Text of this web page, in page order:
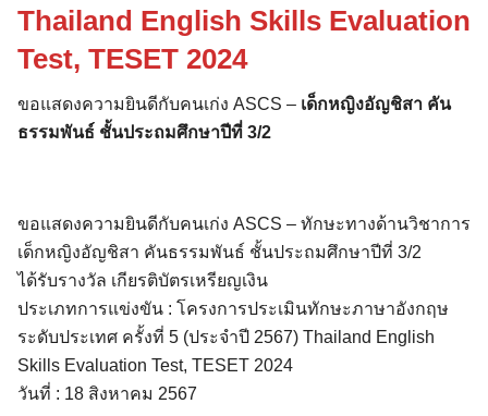
Thailand English Skills Evaluation
Test, TESET 2024
ขอแสดงความยินดีกับคนเก่ง ASCS – เด็กหญิงอัญชิสา คัน
ธรรมพันธ์ ชั้นประถมศึกษาปีที่ 3/2
ขอแสดงความยินดีกับคนเก่ง ASCS – ทักษะทางด้านวิชาการ
เด็กหญิงอัญชิสา คันธรรมพันธ์ ชั้นประถมศึกษาปีที่ 3/2
ได้รับรางวัล เกียรติบัตรเหรียญเงิน
ประเภทการแข่งขัน : โครงการประเมินทักษะภาษาอังกฤษ
ระดับประเทศ ครั้งที่ 5 (ประจำปี 2567) Thailand English
Skills Evaluation Test, TESET 2024
วันที่ : 18 สิงหาคม 2567